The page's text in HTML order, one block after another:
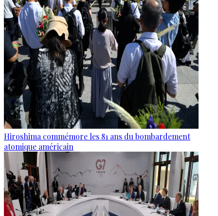
Hiroshima commémore les 81 ans du bombardement
atomique américain